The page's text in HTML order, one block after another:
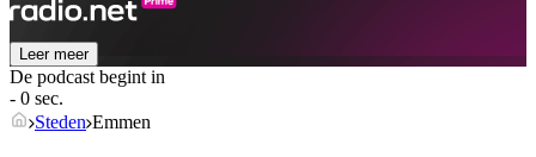
Leer meer
De podcast begint in
- 0 sec.
Steden Emmen